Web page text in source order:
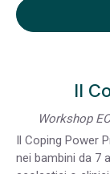
Il
Workshop
Il Coping Power
nei bambini da 7